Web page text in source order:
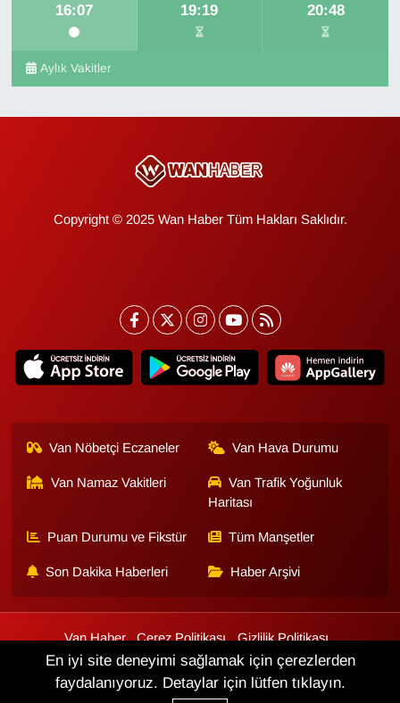
16:07 19:19 20:48
Aylık Vakitler
Copyright © 2025 Wan Haber Tüm Hakları Saklıdır.
Van Nöbetçi Eczaneler Van Hava Durumu
Van Namaz Vakitleri
Van Trafik Yoğunluk
Haritası
Puan Durumu ve Fikstür Tüm Manşetler
Son Dakika Haberleri Haber Arşivi
Van Haber Çerez Politikası
Gizlilik Politikası
Üyelik Sözleşmesi
Veri Politikası Künye İletişim
En iyi site deneyimi sağlamak için çerezlerden
faydalanıyoruz. Detaylar için lütfen tıklayın.